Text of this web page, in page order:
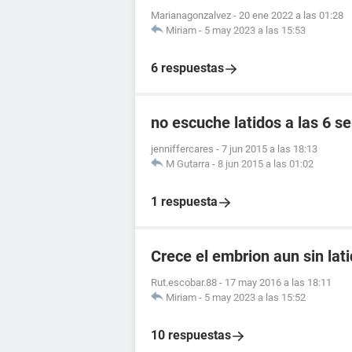
Marianagonzalvez - 20 ene 2022 a las 01:28
Miriam - 5 may 2023 a las 15:53
6 respuestas
no escuche latidos a las 6
jenniffercares - 7 jun 2015 a las 18:13
M Gutarra - 8 jun 2015 a las 01:02
1 respuesta
Crece el embrion aun sin
Rut.escobar.88 - 17 may 2016 a las 18:11
Miriam - 5 may 2023 a las 15:52
10 respuestas